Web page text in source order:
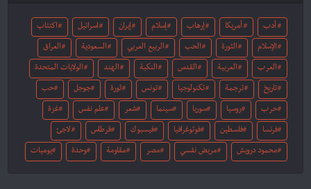
أدب أمريكا إرهاب إسلام إيران اسرائيل اكتئاب
الإسلام الثورة الحب الربيع العربي السعودية العراق
العرب العربية القدس النكبة الهند الولايات المتحدة
تاريخ ترجمة تكنولوجيا تونس ثورة جوجل حب
حرب روسيا سوريا سينما شعر علم نفس غزة
فرنسا فلسطين فوتوغرافيا فيسبوك قرطاس لاجئ
محمود درويش مريض نفسي مصر مقاومة وحدة يوميات